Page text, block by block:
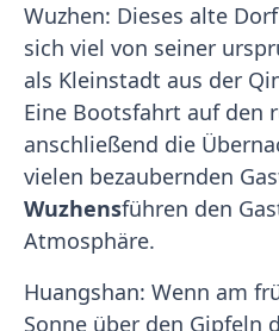
Wuzhen: Dieses alte
sich viel von seiner
als Kleinstadt aus der
Eine Bootsfahrt auf den
anschließend die
vielen bezaubernden
Wuzhensführen den
Atmosphäre.
Huangshan: Wenn am
Sonne über den Gipfeln